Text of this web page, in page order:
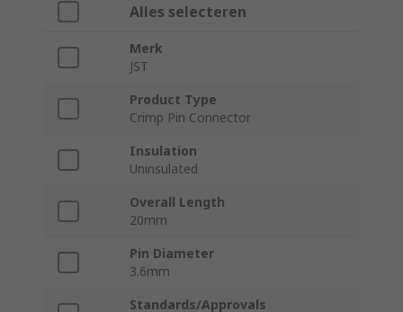
Alles selecteren
Merk
JST
Product Type
Crimp Pin Connector
Insulation
Uninsulated
Overall Length
20mm
Pin Diameter
3.6mm
Standards/Approvals